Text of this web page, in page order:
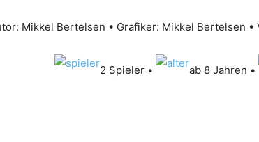
Mikkel Bertelsen • Grafiker: Mikkel Bertelsen •
2 Spieler • ab 8 Jahren •